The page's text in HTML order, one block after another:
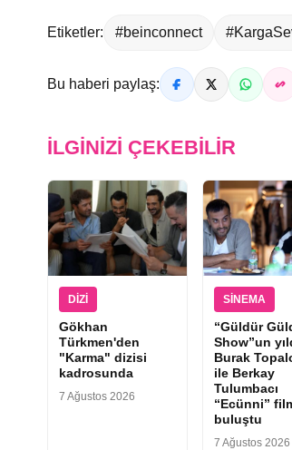
Etiketler: #beinconnect
Bu haberi paylaş:
İLGINIZI ÇEKEBILIR
DIZI
Gökhan
Türkmen'den
"Karma" dizisi
kadrosunda
7 Ağustos 2026
SINEMA
“Güldür
Show”un
Burak
ile Berkay
Tulumbacı
“Ecünni”
buluştu
7 Ağustos 2026